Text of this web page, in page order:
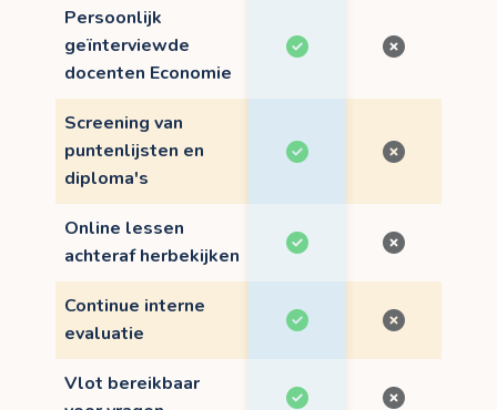
Persoonlijk
geïnterviewde
docenten Economie
Screening van
puntenlijsten en
diploma's
Online lessen
achteraf herbekijken
Continue interne
evaluatie
Vlot bereikbaar